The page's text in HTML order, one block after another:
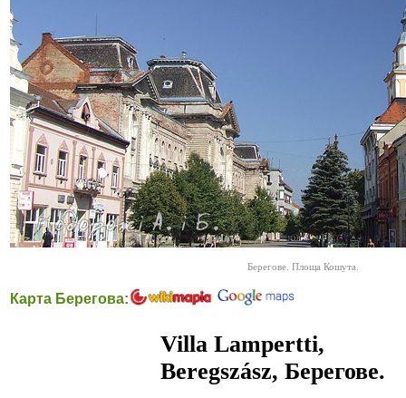
Берегове. Площа Кошута.
Карта Берегова:
Villa Lampertti,
Beregszász, Берегове.